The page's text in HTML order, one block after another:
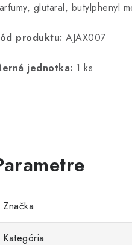
glutaral, butylphenyl
produktu: AJAX007
jednotka: 1 ks
Značka
Kategória